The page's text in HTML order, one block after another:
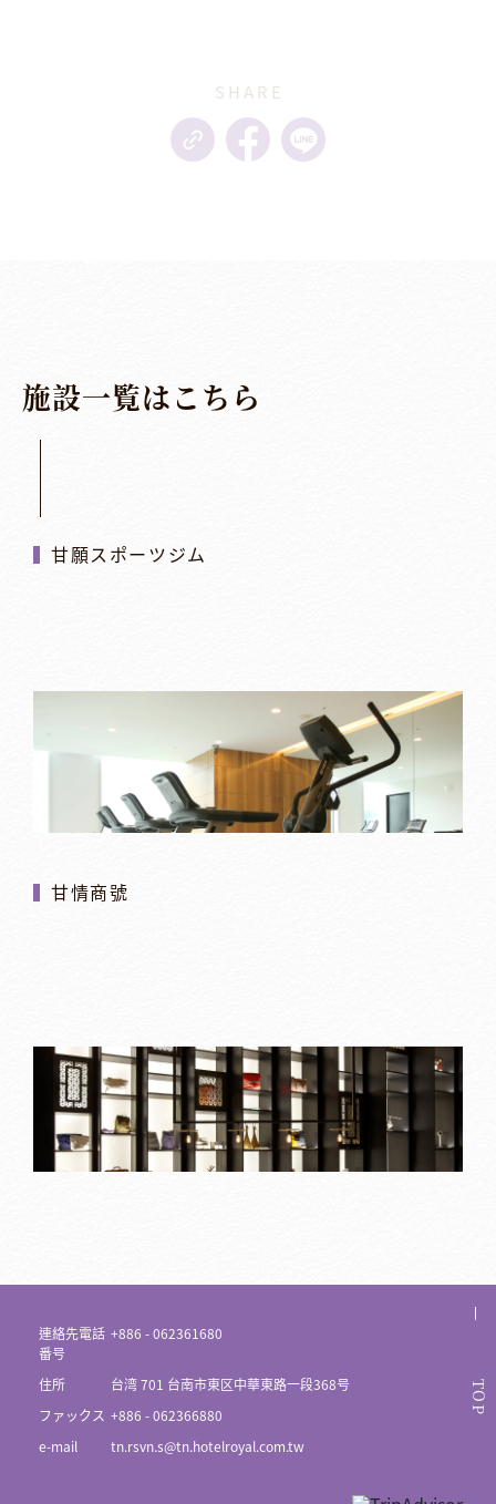
施設一覧はこち ら
甘願スポーツジム
甘情商號
TOP
連絡先電話
番号
+886 - 062361680
住所
台湾 701 台南市東区中華東路一段368号
ファックス +886 - 062366880
e-mail
tn.rsvn.s@tn.hotelroyal.com.tw